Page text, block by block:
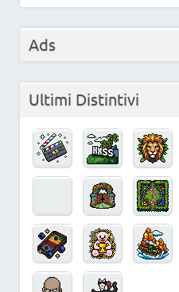
Ads
Ultimi Distintivi